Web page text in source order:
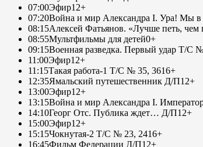
07:00Эфир12+
07:20Война и мир Александра I. Ура! Мы
08:15Алексей Фатьянов. «Лучше петь, чем
08:55Мультфильмы для детей0+
09:15Военная разведка. Первый удар Т/С
11:00Эфир12+
11:15Такая работа-1 Т/С № 35, 3616+
12:35Ямальский путешественник Д/П12+
13:00Эфир12+
13:15Война и мир Александра I.
14:10Георг Отс. Публика ждет… Д/П12+
15:00Эфир12+
15:15Чокнутая-2 Т/С № 23, 2416+
16:45Фильм Федерации Д/П12+